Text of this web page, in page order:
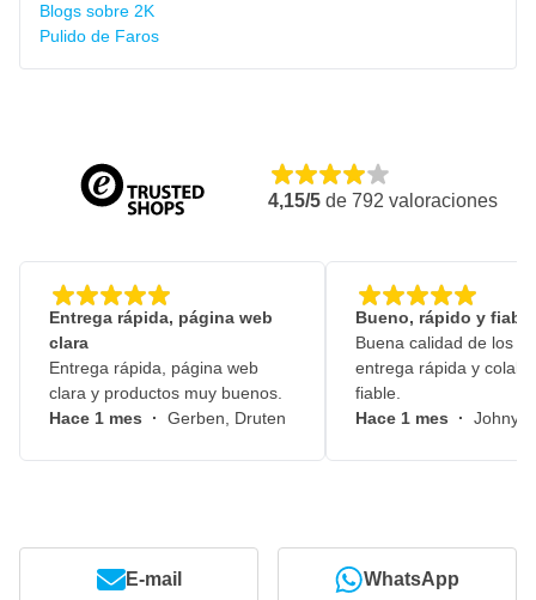
Blogs sobre 2K
Pulido de Faros
4,15/5 de 792 valoraciones
Entrega rápida, página web
clara
Entrega rápida, página web
clara y productos muy buenos.
Hace 1 mes · Gerben, Druten
Bueno, rápido y fiable
Buena calidad de los
entrega rápida y
fiable.
Hace 1 mes · Johny,
E-mail WhatsApp